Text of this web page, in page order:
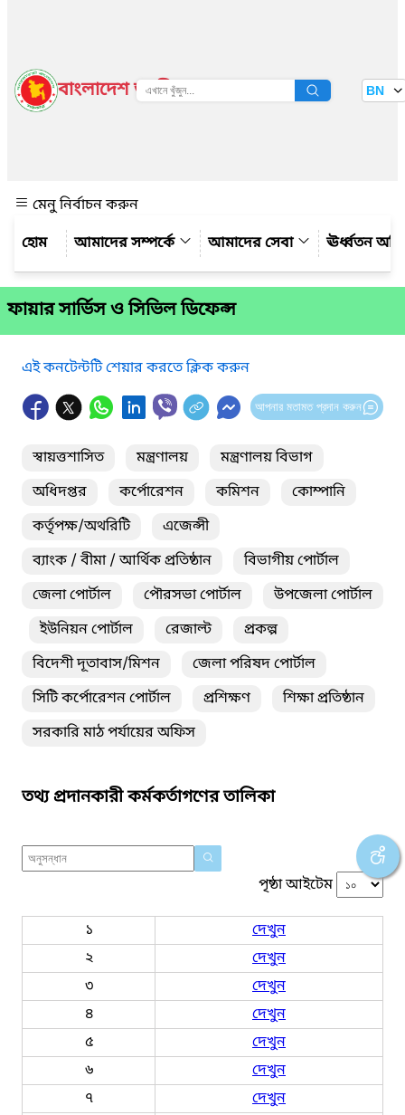
বাংলাদেশ জাতীয় তথ্য বাতায়ন BN
মেনু নির্বাচন করুন
আমাদের সম্পর্কে
আমাদের সেবা ঊর্ধ্বতন
ফায়ার সার্ভিস ও সিভিল ডিফেন্স
এই কনটেন্টটি শেয়ার করতে ক্লিক করুন
আপনার মতামত প্রদান করুন
স্বায়ত্তশাসিত মন্ত্রণালয়
মন্ত্রণালয় বিভাগ
অধিদপ্তর
কর্পোরেশন কমিশন
কোম্পানি
কর্তৃপক্ষ/অথরিটি
এজেন্সী
ব্যাংক / বীমা / আর্থিক প্রতিষ্ঠান
বিভাগীয় পোর্টাল
জেলা পোর্টাল
পৌরসভা পোর্টাল
উপজেলা পোর্টাল
ইউনিয়ন পোর্টাল
রেজাল্ট
প্রকল্প
বিদেশী দূতাবাস/মিশন
জেলা পরিষদ পোর্টাল
সিটি কর্পোরেশন পোর্টাল
প্রশিক্ষণ
শিক্ষা প্রতিষ্ঠান
সরকারি মাঠ পর্যায়ের অফিস
তথ্য প্রদানকারী কর্মকর্তাগণের তালিকা
পৃষ্ঠা আইটেম
১
দেখুন
২
দেখুন
৩
দেখুন
৪
দেখুন
৫
দেখুন
৬
দেখুন
৭
দেখুন